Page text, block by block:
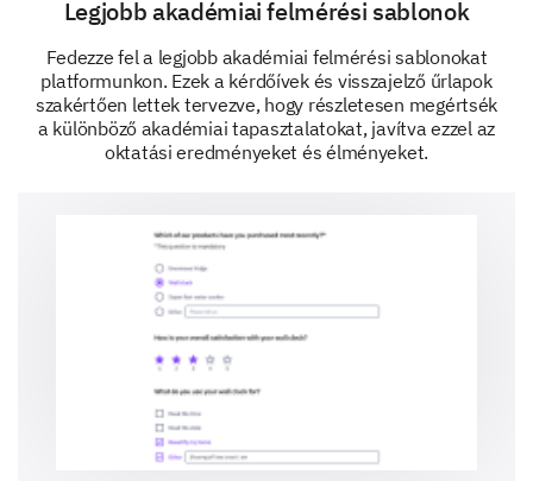
events?
More networking opportunities
More practical workshops
Legjobb akadémiai felmérési sablonok
Fedezze fel a legjobb akadémiai felmérési sablonokat
platformunkon. Ezek a kérdőívek és visszajelző űrlapok
szakértően lettek tervezve, hogy részletesen megértsék
a különböző akadémiai tapasztalatokat, javítva ezzel az
oktatási eredményeket és élményeket.